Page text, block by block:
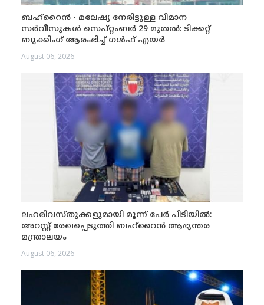
ബഹ്‌റൈൻ - മലേഷ്യ നേരിട്ടുള്ള വിമാന
സർവീസുകൾ സെപ്റ്റംബർ 29 മുതൽ: ടിക്കറ്റ്
ബുക്കിംഗ് ആരംഭിച്ച് ഗൾഫ് എയർ
August 06, 2026
ലഹരിവസ്തുക്കളുമായി മൂന്ന് പേർ പിടിയിൽ:
അറസ്റ്റ് രേഖപ്പെടുത്തി ബഹ്‌റൈൻ ആഭ്യന്തര
മന്ത്രാലയം
August 06, 2026